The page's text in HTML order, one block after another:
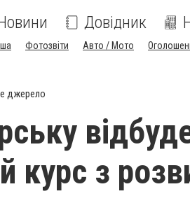
Довідник
Фотозвіти Авто / Мото
джерело
курс з